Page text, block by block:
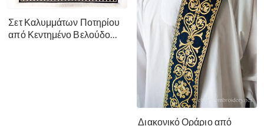
Σετ Καλυμμάτων Ποτηρίου
από Κεντημένο Βελούδο
Διακονικό Οράριο από